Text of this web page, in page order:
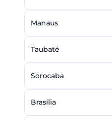
Manaus
Taubaté
Sorocaba
Brasília